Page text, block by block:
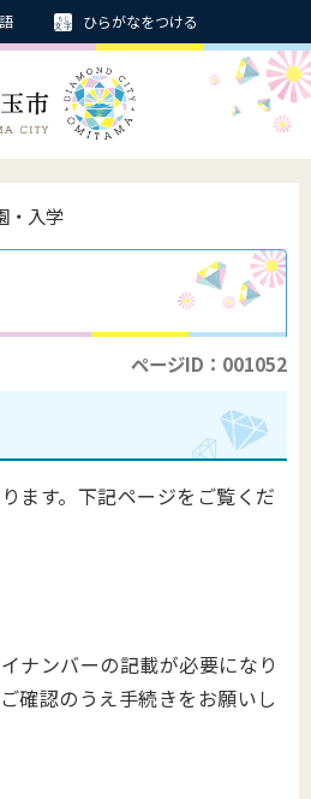
ひらがなをつける
・入学
ページID：001052
ます。下記ページをご覧くだ
ナンバーの記載が必要になり
確認のうえ手続きをお願いし